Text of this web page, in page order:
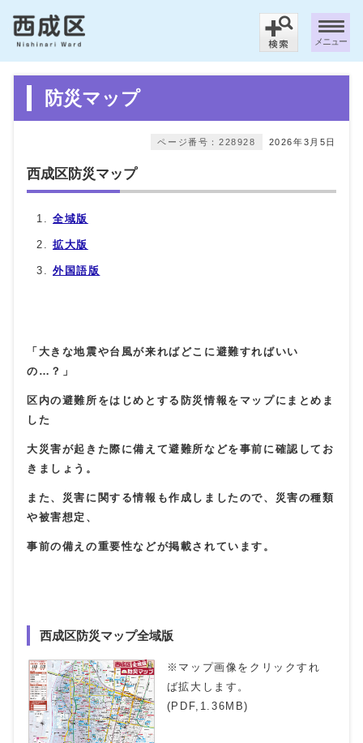
メニュー
防災マップ
2026年3月5日
ページ番号：228928
西成区防災マップ
全域版
拡大版
外国語版
「大きな地震や台風が来ればどこに避難すればいい
の…？」
区内の避難所をはじめとする防災情報をマップにまとめま
した
大災害が起きた際に備えて避難所などを事前に確認してお
きましょう。
また、災害に関する情報も作成しましたので、災害の種類
や被害想定、
事前の備えの重要性などが掲載されています。
西成区防災マップ全域版
※マップ画像をクリックすれ
ば拡大します。
(PDF,1.36MB)